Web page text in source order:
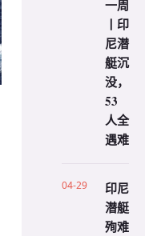
一周
丨印
尼潜
艇沉
没，
53
人全
遇难
04-29
印尼
潜艇
殉难